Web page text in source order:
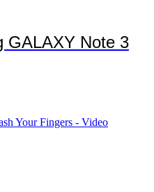
GALAXY Note 3
Your Fingers - Video